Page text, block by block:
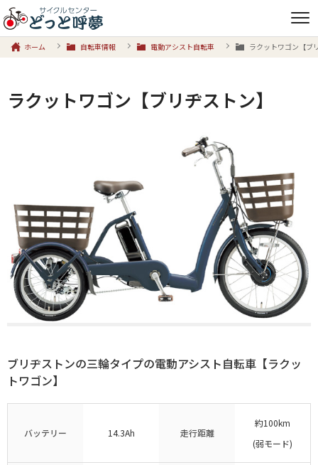
ホーム 自転車情報 電動アシスト自転車 ラクットワゴン【ブ
ラクットワゴン【ブリヂストン】
ブリヂストンの三輪タイプの電動アシスト自転車【ラクッ
トワゴン】
バッテリー 14.3Ah 走行距離
約100km
(弱モード)